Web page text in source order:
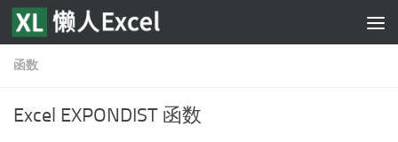
跳至内容
函数
Excel EXPONDIST 函数